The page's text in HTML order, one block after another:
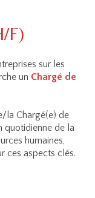
F)
sur les
un Chargé de
la Chargé(e) de
quotidienne de la
humaines,
ces aspects clés.